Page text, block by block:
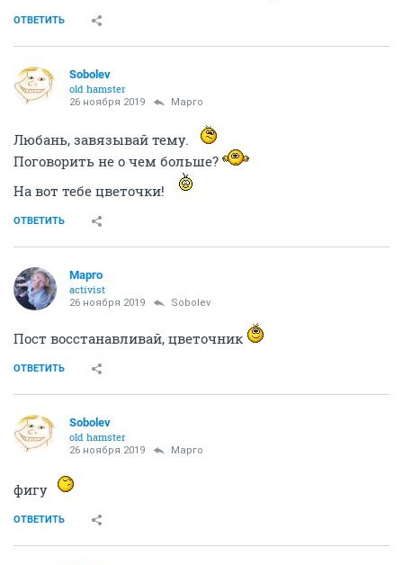
ОТВЕТИТЬ
Sobolev
old hamster
26 ноября 2019 Mаргo
Любань, завязывай тему.
Поговорить не о чем больше?
На вот тебе цветочки!
ОТВЕТИТЬ
Mаргo
activist
26 ноября 2019 Sobolev
Пост восстанавливай, цветочник
ОТВЕТИТЬ
Sobolev
old hamster
26 ноября 2019 Mаргo
фигу
ОТВЕТИТЬ